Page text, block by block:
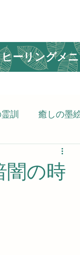
ヒーリングメ
訓 癒しの墨
闇の時